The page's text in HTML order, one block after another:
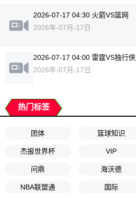
2026-07-17 04:30 火箭VS篮网
2026年-07月-17日
2026-07-17 04:00 雷霆VS独行侠
2026年-07月-17日
热门标签
团体 篮球知识
杰报世界杯 VIP
问鼎 海沃德
NBA联盟通 国际